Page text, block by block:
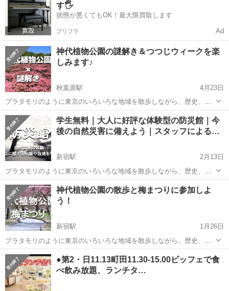
す🖐️
状態が悪くてもOK！最大限買取します
プリフラ Ad
神代植物公園の謎解き＆つつじウィークを楽
しみます♪
秋葉原駅
4月23日
ブラタモリのように東京のいろいろな地域を散歩しながら、歴史、芸
術、文化などを楽しむ20代30代中心のイベントです(^O^) ✔上京したば
かりでこれからいろいろ知っていきたい ✔普段いかないところに行っ
てみたい ✔歴史や...
東京 調布市 秋葉原駅 その他 謎解き
学生無料｜大人に好評な体験型の防災館｜今
後の自然災害に備えよう｜スタッフによる…
新宿駅
2月13日
ブラタモリのように東京のいろいろな地域を散歩しながら、歴史、芸
術、文化などを楽しむ若者向けのイベントです。 20代、30代が中心、
学生さんも歓迎👍「上京したばかりでこれから東京の事を知っていき
たい」、「東京は長いけど普段い...
東京 調布市 新宿駅 その他
神代植物公園の散歩と梅まつりに参加しよ
う！
新宿駅
1月26日
ブラタモリのように東京のいろいろな地域を散歩しながら、歴史、芸
術、文化などを楽しむ若者向けのイベントです。 20代、30代が中心、
学生さんも歓迎👍 「上京したばかりでこれから東京の事を知っていき
たい」、「東京は長いけど普...
東京 調布市 新宿駅 その他
●第2・日11.13町田11.30-15.00ビッフェで食
べ飲み放題、ランチタ…